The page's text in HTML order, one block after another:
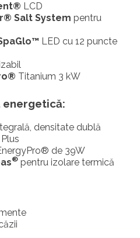
LCD
Salt System pentru
LED cu 12 puncte
Titanium 3 kW
energetică:
densitate dublă
Plus
de 39W
® pentru izolare termică